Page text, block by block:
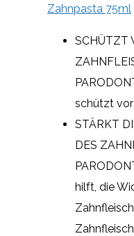
Zahnpasta 75ml
SCHÜTZT
schützt vor
STÄRKT
DES
hilft, die